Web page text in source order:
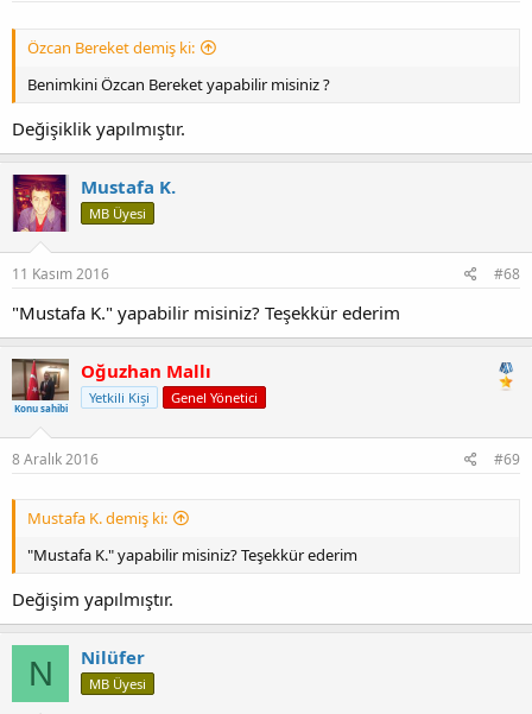
Özcan Bereket demiş ki:
Benimkini Özcan Bereket yapabilir misiniz ?
Değişiklik yapılmıştır.
Mustafa K.
MB Üyesi
11 Kasım 2016 #68
"Mustafa K." yapabilir misiniz? Teşekkür ederim
Konu sahibi
Oğuzhan Mallı
Yetkili Kişi Genel Yönetici
8 Aralık 2016 #69
Mustafa K. demiş ki:
"Mustafa K." yapabilir misiniz? Teşekkür ederim
Değişim yapılmıştır.
N Nilüfer
MB Üyesi